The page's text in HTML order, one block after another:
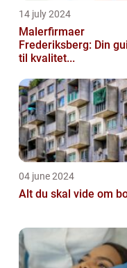
14 july 2024
Malerfirmaer
Frederiksberg: Din
til kvalitet...
04 june 2024
Alt du skal vide om